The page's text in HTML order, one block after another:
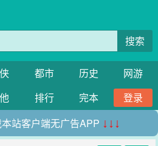
搜索
都市 历史
网游
排行 完本
登录
站客户端无广告APP ↓↓↓